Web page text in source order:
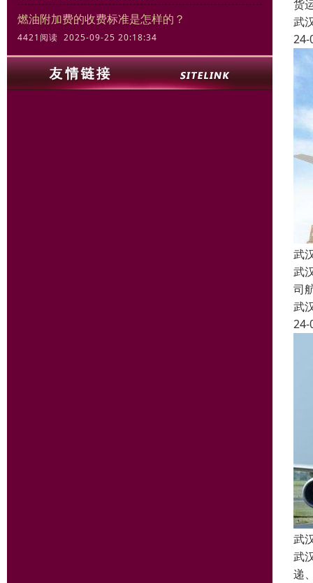
燃油附加费的收费标准是怎样的？
4421阅读 2025-09-25 20:18:34
货
武
24-
武
武
司
武
24-
武
武
递